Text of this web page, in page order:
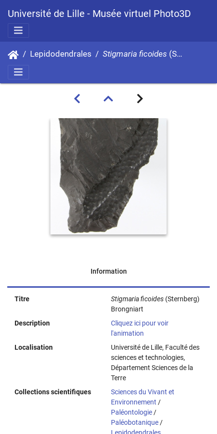
Université de Lille - Musée virtuel Photo3D
Lepidodendrales Stigmaria ficoides (Sternberg) Brongniart
Information
Titre Stigmaria ficoides(Sternberg)
Brongniart
Description
Cliquez ici pour voir
l'animation
Localisation
Université de Lille, Faculté des
sciences et technologies,
Département Sciences de la
Terre
Collections scientifiques
Sciences du Vivant et
Environnement /
Paléontologie/
Paléobotanique/